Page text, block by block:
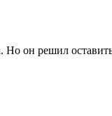
Но он решил